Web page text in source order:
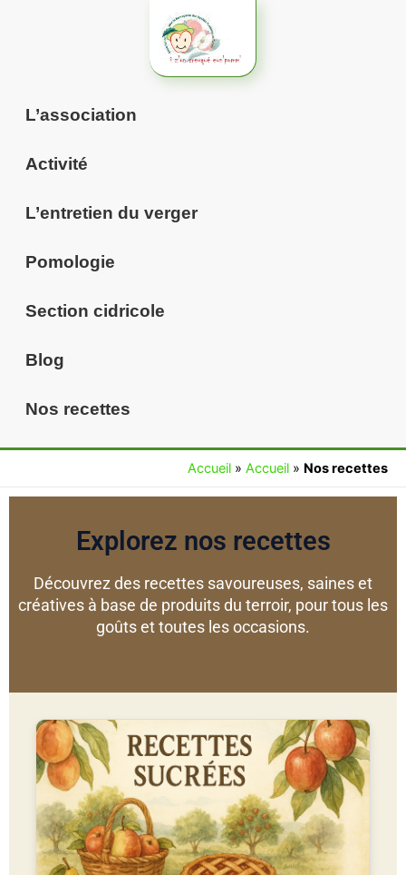
L’association
Activité
L’entretien du verger
Pomologie
Section cidricole
Blog
Nos recettes
Accueil » Accueil » Nos recettes
Explorez nos recettes
Découvrez des recettes savoureuses, saines et
créatives à base de produits du terroir, pour tous les
goûts et toutes les occasions.